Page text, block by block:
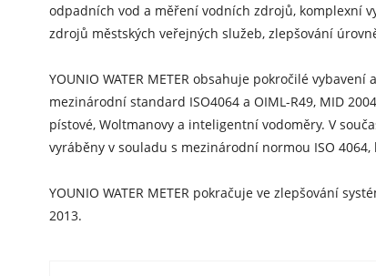
odpadních vod a měření vodních zdrojů, komplexní
zdrojů městských veřejných služeb, zlepšování
YOUNIO WATER METER obsahuje pokročilé
mezinárodní standard ISO4064 a OIML-R49, MID
pístové, Woltmanovy a inteligentní vodoměry. V
vyráběny v souladu s mezinárodní normou ISO
YOUNIO WATER METER pokračuje ve zlepšování
2013.